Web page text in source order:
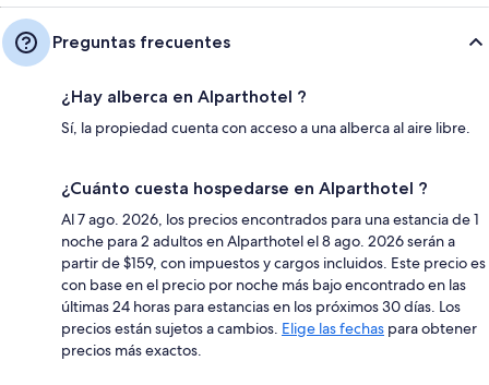
Preguntas frecuentes
¿Hay alberca en Alparthotel ?
Sí, la propiedad cuenta con acceso a una alberca al aire libre.
¿Cuánto cuesta hospedarse en Alparthotel ?
Al 7 ago. 2026, los precios encontrados para una estancia de 1
noche para 2 adultos en Alparthotel el 8 ago. 2026 serán a
partir de $159, con impuestos y cargos incluidos. Este precio es
con base en el precio por noche más bajo encontrado en las
últimas 24 horas para estancias en los próximos 30 días. Los
precios están sujetos a cambios. Elige las fechas para obtener
precios más exactos.